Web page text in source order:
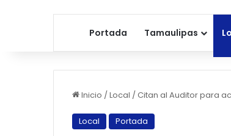
Portada Tamaulipas
Inicio /Local /Citan al Auditor para
Local Portada